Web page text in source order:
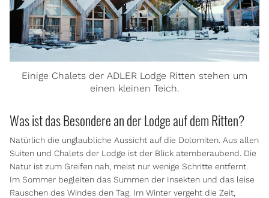
Einige Chalets der ADLER Lodge Ritten stehen um
einen kleinen Teich.
Was ist das Besondere an der Lodge auf dem Ritten?
Natürlich die unglaubliche Aussicht auf die Dolomiten. Aus allen
Suiten und Chalets der Lodge ist der Blick atemberaubend. Die
Natur ist zum Greifen nah, meist nur wenige Schritte entfernt.
Im Sommer begleiten das Summen der Insekten und das leise
Rauschen des Windes den Tag. Im Winter vergeht die Zeit,